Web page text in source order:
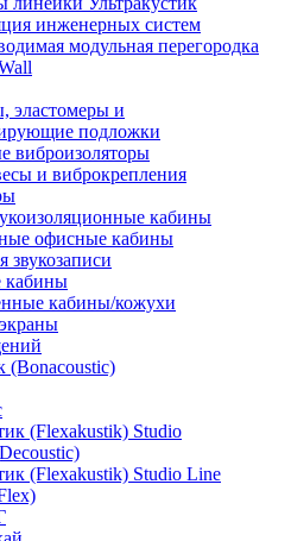
инженерных систем
модульная перегородка
эластомеры и
подложки
виброизоляторы
и виброкрепления
кабины
офисные кабины
звукозаписи
кабины
кабины/кожухи
(Bonacoustic)
(Flexakustik) Studio
(Flexakustik) Studio Line